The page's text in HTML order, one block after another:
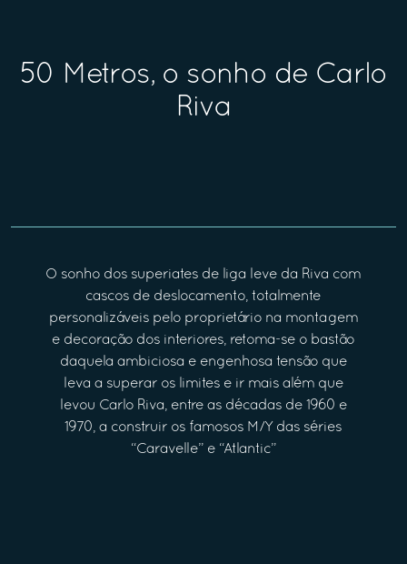
50 Metros, o sonho de Carlo
Riva
O sonho dos superiates de liga leve da Riva com
cascos de deslocamento, totalmente
personalizáveis pelo proprietário na montagem
e decoração dos interiores, retoma-se o bastão
daquela ambiciosa e engenhosa tensão que
leva a superar os limites e ir mais além que
levou Carlo Riva, entre as décadas de 1960 e
1970, a construir os famosos M/Y das séries
“Caravelle” e “Atlantic”